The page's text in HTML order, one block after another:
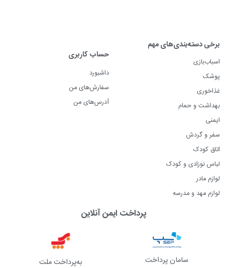
برخی دسته‌بندی‌های مهم
اسباب‌بازی
پوشک
غذاخوری
بهداشت و حمام
ایمنی
سفر و گردش
اتاق کودک
لباس نوزادی و کودک
لوازم مادر
لوازم مهد و مدرسه
حساب کاربری
داشبورد
سفارش‌های من
آدرس‌های من
پرداخت ایمن آنلاین
سامان پرداخت به‌پرداخت ملت